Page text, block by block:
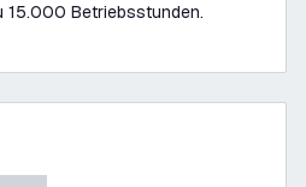
15.000 Betriebsstunden.